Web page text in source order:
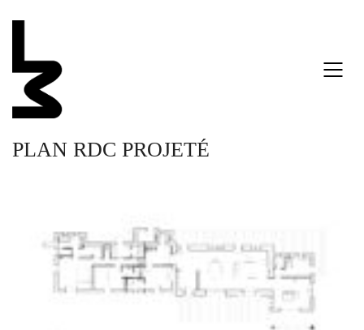
PLAN RDC PROJETÉ